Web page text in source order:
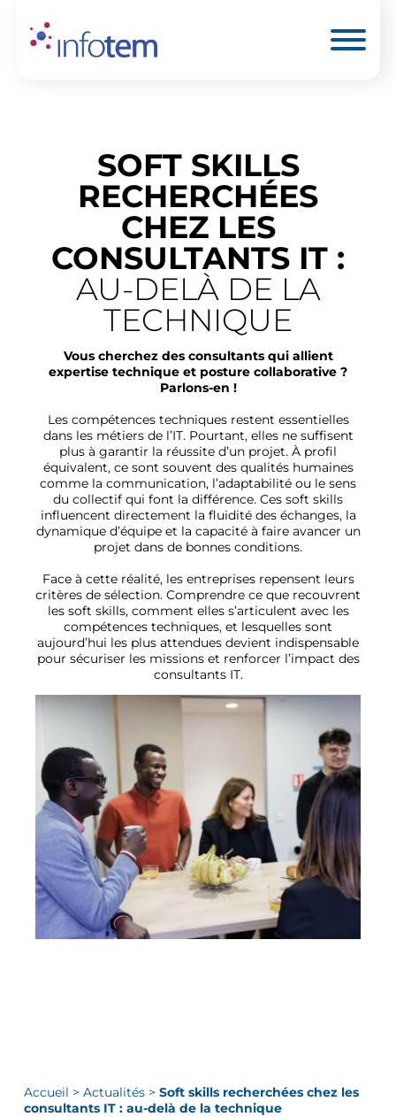
SOFT SKILLS
RECHERCHÉES
CHEZ LES
CONSULTANTS IT :
AU-DELÀ DE LA
TECHNIQUE
Vous cherchez des consultants qui allient
expertise technique et posture collaborative ?
Parlons-en !
Les compétences techniques restent essentielles
dans les métiers de l’IT. Pourtant, elles ne suffisent
plus à garantir la réussite d’un projet. À profil
équivalent, ce sont souvent des qualités humaines
comme la communication, l’adaptabilité ou le sens
du collectif qui font la différence. Ces soft skills
influencent directement la fluidité des échanges, la
dynamique d’équipe et la capacité à faire avancer un
projet dans de bonnes conditions.
Face à cette réalité, les entreprises repensent leurs
critères de sélection. Comprendre ce que recouvrent
les soft skills, comment elles s’articulent avec les
compétences techniques, et lesquelles sont
aujourd’hui les plus attendues devient indispensable
pour sécuriser les missions et renforcer l’impact des
consultants IT.
Accueil > Actualités> Soft skills recherchées chez les
consultants IT : au-delà de la technique